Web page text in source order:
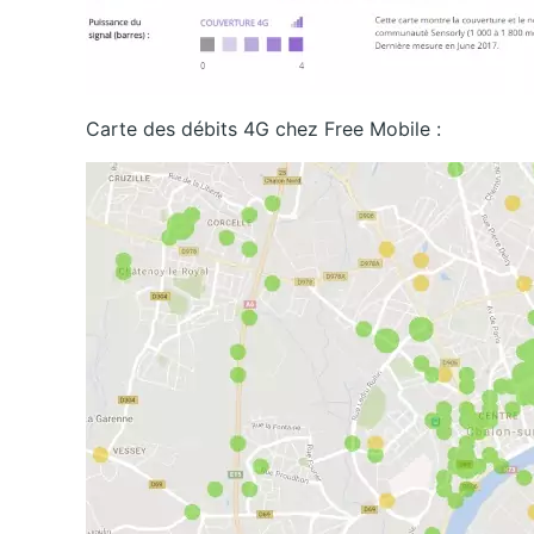
Carte des débits 4G chez Free Mobile :